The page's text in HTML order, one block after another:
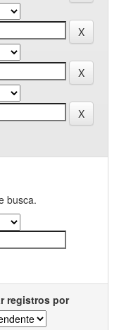
busca.
registros por